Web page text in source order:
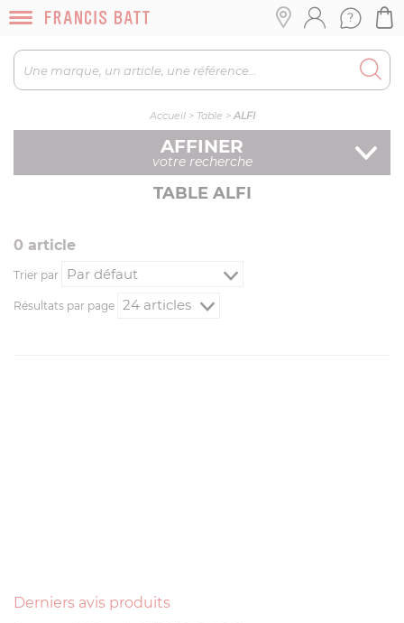
Accueil> Table >ALFI
AFFINER
votre recherche
TABLE ALFI
0 article
Trier par
Résultats par page
Derniers avis produits